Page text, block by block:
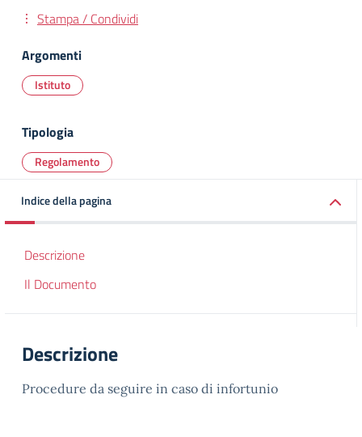
Stampa / Condividi
Argomenti
Istituto
Tipologia
Regolamento
Indice della pagina
Descrizione
Il Documento
Descrizione
Procedure da seguire in caso di infortunio